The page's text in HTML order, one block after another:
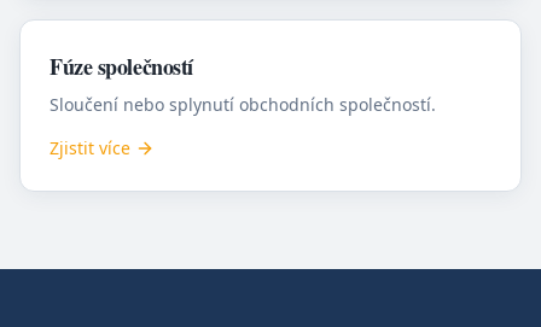
Fúze společností
Sloučení nebo splynutí obchodních společností.
Zjistit více